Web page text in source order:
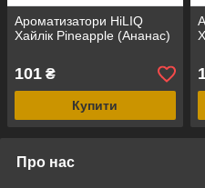
Ароматизатори HiLIQ
Хайлік Pineapple (Ананас)
101 ₴
Купити
Про нас